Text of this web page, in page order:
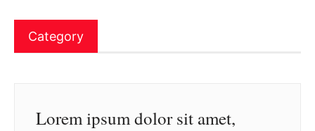
Category
Lorem ipsum dolor sit amet,